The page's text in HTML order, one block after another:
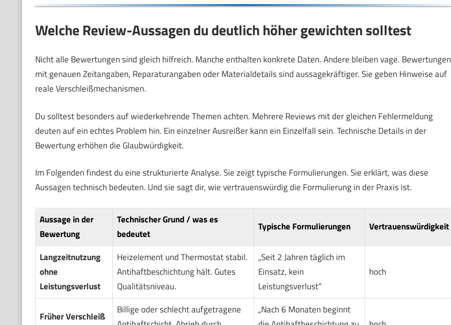
Welche Review-Aussagen du deutlich höher gewichten solltest
Nicht alle Bewertungen sind gleich hilfreich. Manche enthalten konkrete Daten. Andere bleiben vage. Bewertungen
mit genauen Zeitangaben, Reparaturangaben oder Materialdetails sind aussagekräftiger. Sie geben Hinweise auf
reale Verschleißmechanismen.
Du solltest besonders auf wiederkehrende Themen achten. Mehrere Reviews mit der gleichen Fehlermeldung
deuten auf ein echtes Problem hin. Ein einzelner Ausreißer kann ein Einzelfall sein. Technische Details in der
Bewertung erhöhen die Glaubwürdigkeit.
Im Folgenden findest du eine strukturierte Analyse. Sie zeigt typische Formulierungen. Sie erklärt, was diese
Aussagen technisch bedeuten. Und sie sagt dir, wie vertrauenswürdig die Formulierung in der Praxis ist.
Aussage in der
Bewertung
Technischer Grund / was es
bedeutet
Typische Formulierungen Vertrauenswürdigkeit
Langzeitnutzung
ohne
Leistungsverlust
Heizelement und Thermostat stabil.
Antihaftbeschichtung hält. Gutes
Qualitätsniveau.
„Seit 2 Jahren täglich im
Einsatz, kein
Leistungsverlust“
hoch
Früher Verschleiß
Billige oder schlecht aufgetragene
„Nach 6 Monaten beginnt